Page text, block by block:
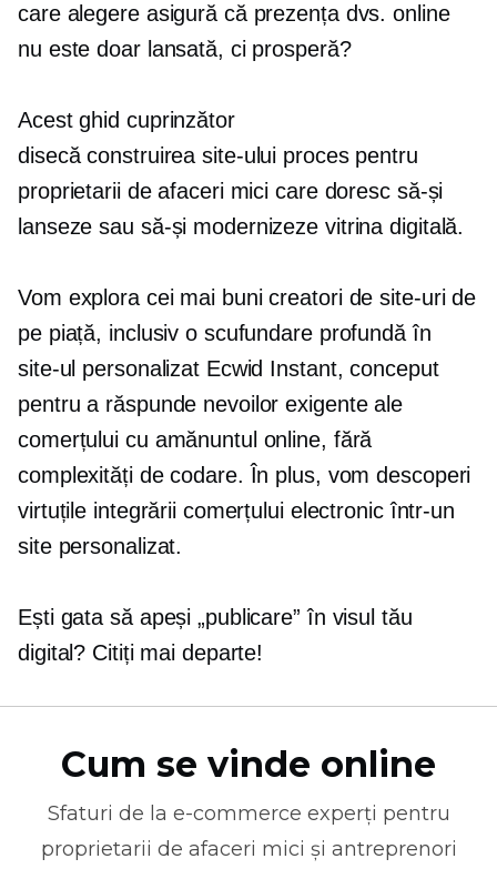
care alegere asigură că prezența dvs. online
nu este doar lansată, ci prosperă?
Acest ghid cuprinzător
disecăconstruirea site-ului proces pentru
proprietarii de afaceri mici care doresc să-și
lanseze sau să-și modernizeze vitrina digitală.
Vom explora cei mai buni creatori de site-uri de
pe piață, inclusiv o scufundare profundă în
site-ul personalizat Ecwid Instant, conceput
pentru a răspunde nevoilor exigente ale
comerțului cu amănuntul online, fără
complexități de codare. În plus, vom descoperi
virtuțile integrării comerțului electronic într-un
site personalizat.
Ești gata să apeși „publicare” în visul tău
digital? Citiți mai departe!
Cum se vinde online
Sfaturi de la e-commerce experți pentru
proprietarii de afaceri mici și antreprenori